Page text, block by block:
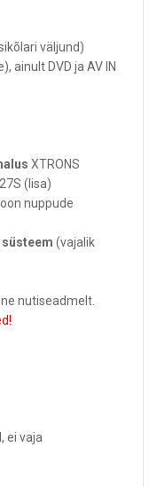
väljund)
ainult DVD ja AV IN
XTRONS
(lisa)
nuppude
(vajalik
nutiseadmelt.
ei vaja